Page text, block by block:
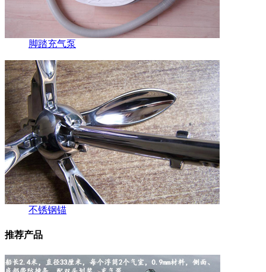
脚踏充气泵
不锈钢锚
推荐产品